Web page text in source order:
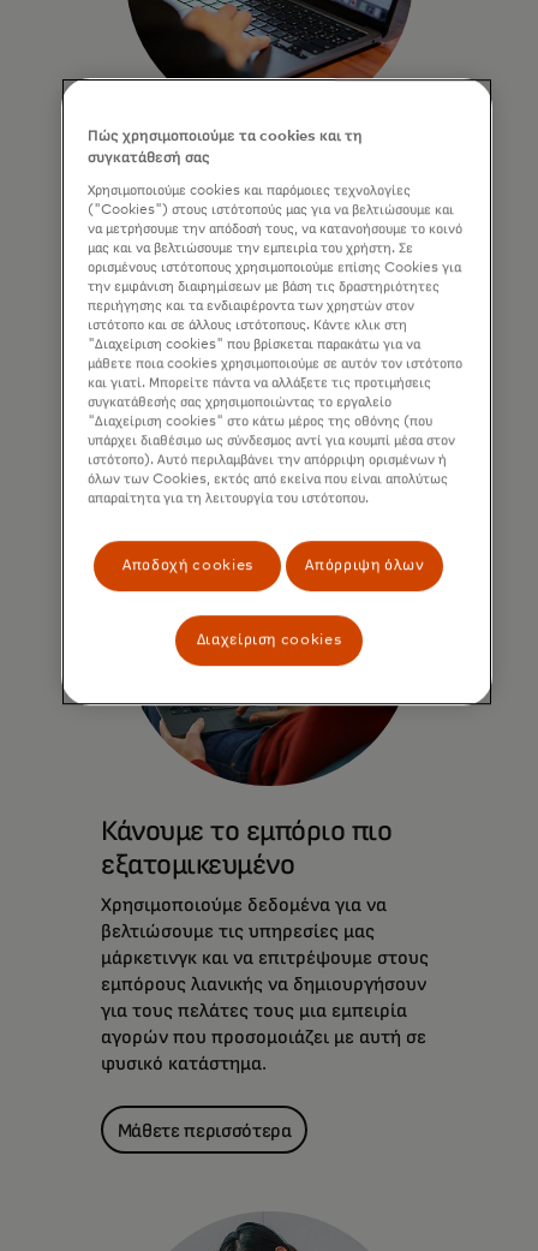
Κάνουμε το εμπόριο
εξυπνότερο
Παρέχουμε στους πελάτες μας
πληροφορίες που βασίζονται στην
τεχνητή νοημοσύνη, επιτρέποντάς
τους να διαχειρίζονται καλύτερα τα
χαρτοφυλάκιά τους, να βελτιώνουν τα
ποσοστά εγκρίσεων και να αυξάνουν
τα έσοδα.
Κάνουμε το εμπόριο πιο
εξατομικευμένο
Χρησιμοποιούμε δεδομένα για να
βελτιώσουμε τις υπηρεσίες μας
μάρκετινγκ και να επιτρέψουμε στους
εμπόρους λιανικής να δημιουργήσουν
για τους πελάτες τους μια εμπειρία
αγορών που προσομοιάζει με αυτή σε
φυσικό κατάστημα.
Μάθετε περισσότερα
Πώς χρησιμοποιούμε τα cookies και τη
συγκατάθεσή σας
Χρησιμοποιούμε cookies και παρόμοιες τεχνολογίες
("Cookies") στους ιστότοπούς μας για να βελτιώσουμε και
να μετρήσουμε την απόδοσή τους, να κατανοήσουμε το κοινό
μας και να βελτιώσουμε την εμπειρία του χρήστη. Σε
ορισμένους ιστότοπους χρησιμοποιούμε επίσης Cookies για
την εμφάνιση διαφημίσεων με βάση τις δραστηριότητες
περιήγησης και τα ενδιαφέροντα των χρηστών στον
ιστότοπο και σε άλλους ιστότοπους. Κάντε κλικ στη
"Διαχείριση cookies" που βρίσκεται παρακάτω για να
μάθετε ποια cookies χρησιμοποιούμε σε αυτόν τον ιστότοπο
και γιατί. Μπορείτε πάντα να αλλάξετε τις προτιμήσεις
συγκατάθεσής σας χρησιμοποιώντας το εργαλείο
"Διαχείριση cookies" στο κάτω μέρος της οθόνης (που
υπάρχει διαθέσιμο ως σύνδεσμος αντί για κουμπί μέσα στον
ιστότοπο). Αυτό περιλαμβάνει την απόρριψη ορισμένων ή
όλων των Cookies, εκτός από εκείνα που είναι απολύτως
απαραίτητα για τη λειτουργία του ιστότοπου.
Αποδοχή cookies Απόρριψη όλων
Διαχείριση cookies